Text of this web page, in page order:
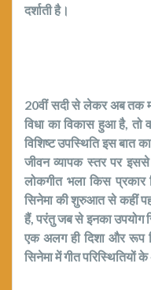
दर्शाती है।
20वीं सदी से लेकर अब तक
विधा का विकास हुआ है, तो
विशिष्ट उपस्थिति इस बात
जीवन व्यापक स्तर पर
लोकगीत भला किस
सिनेमा की शुरुआत से कहीं
हैं, परंतु जब से इनका उपयोग
एक अलग ही दिशा और रूप
सिनेमा में गीत परिस्थितियों